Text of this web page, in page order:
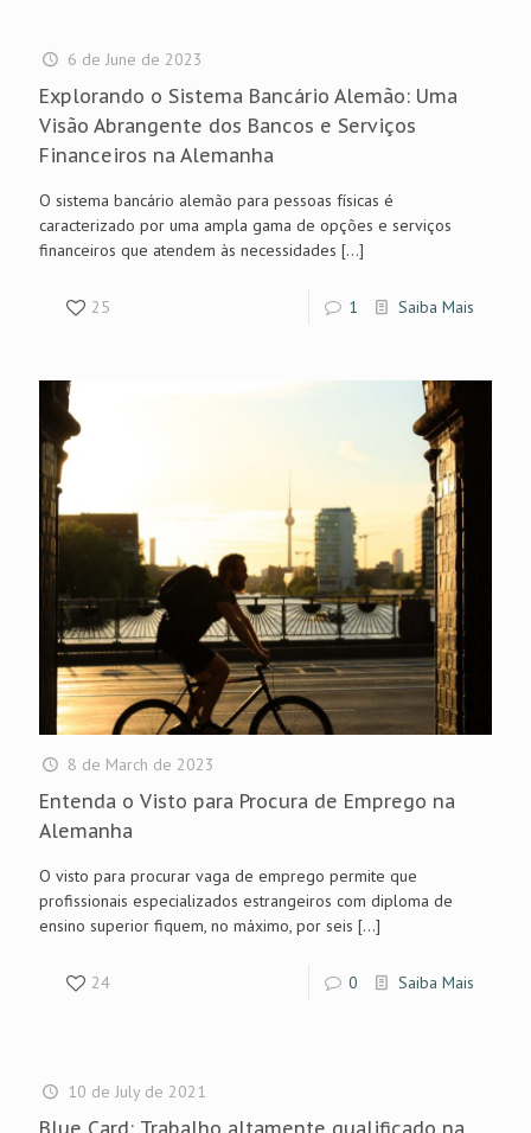
6 de June de 2023
Explorando o Sistema Bancário Alemão: Uma
Visão Abrangente dos Bancos e Serviços
Financeiros na Alemanha
O sistema bancário alemão para pessoas físicas é
caracterizado por uma ampla gama de opções e serviços
financeiros que atendem às necessidades […]
25 1 Saiba Mais
8 de March de 2023
Entenda o Visto para Procura de Emprego na
Alemanha
O visto para procurar vaga de emprego permite que
profissionais especializados estrangeiros com diploma de
ensino superior fiquem, no máximo, por seis […]
24 0 Saiba Mais
10 de July de 2021
Blue Card: Trabalho altamente qualificado na